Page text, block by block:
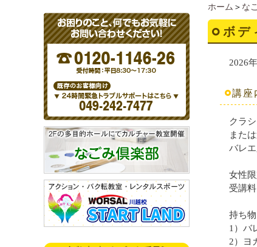
ホーム ＞ な
ボデ
2026
講座
クラ
また
バレ
女性
受講
持ち物
1）バ
2）ヨ